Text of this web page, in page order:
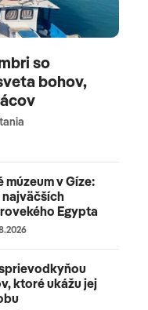
so
bohov,
v Gíze:
Egypta
ktoré ukážu jej